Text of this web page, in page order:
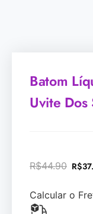
Batom
Uvite Dos
R$44.90 R$
Calcular o